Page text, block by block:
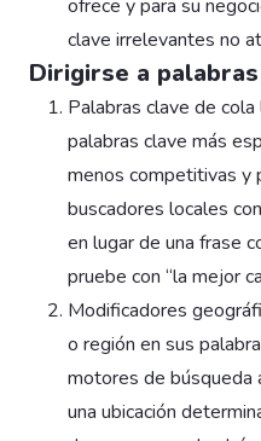
ofrece y para su
clave irrelevantes no
Dirigirse a
Palabras clave de
palabras clave más
menos competitivas y
buscadores locales
en lugar de una frase
pruebe con “la mejor
Modificadores
o región en sus
motores de búsqueda
una ubicación